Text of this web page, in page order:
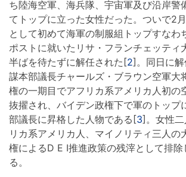
ち陸海空軍、海兵隊、宇宙軍及び沿岸警
てトップに立った女性だった。ついで2
として初めて海軍の制服組トップすなわ
ポストに就いたリサ・フランチェッティ
半ばを待たずに解任された[2]。同日に
謀本部議長チャールズ・ブラウン空軍大
権の一期目でアフリカ系アメリカ人初の
抜擢され、バイデン政権下で軍のトップ
部議長に昇格した人物である[3]。女性二
リカ系アメリカ人、マイノリティ三人の
権によるD E I推進政策の残滓として排除
る。